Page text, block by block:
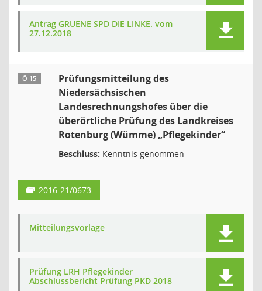
Antrag GRUENE SPD DIE LINKE. vom
27.12.2018
Ö 15
Prüfungsmitteilung des
Niedersächsischen
Landesrechnungshofes über die
überörtliche Prüfung des Landkreises
Rotenburg (Wümme) „Pflegekinder“
Beschluss: Kenntnis genommen
2016-21/0673
Mitteilungsvorlage
Prüfung LRH Pflegekinder
Abschlussbericht Prüfung PKD 2018